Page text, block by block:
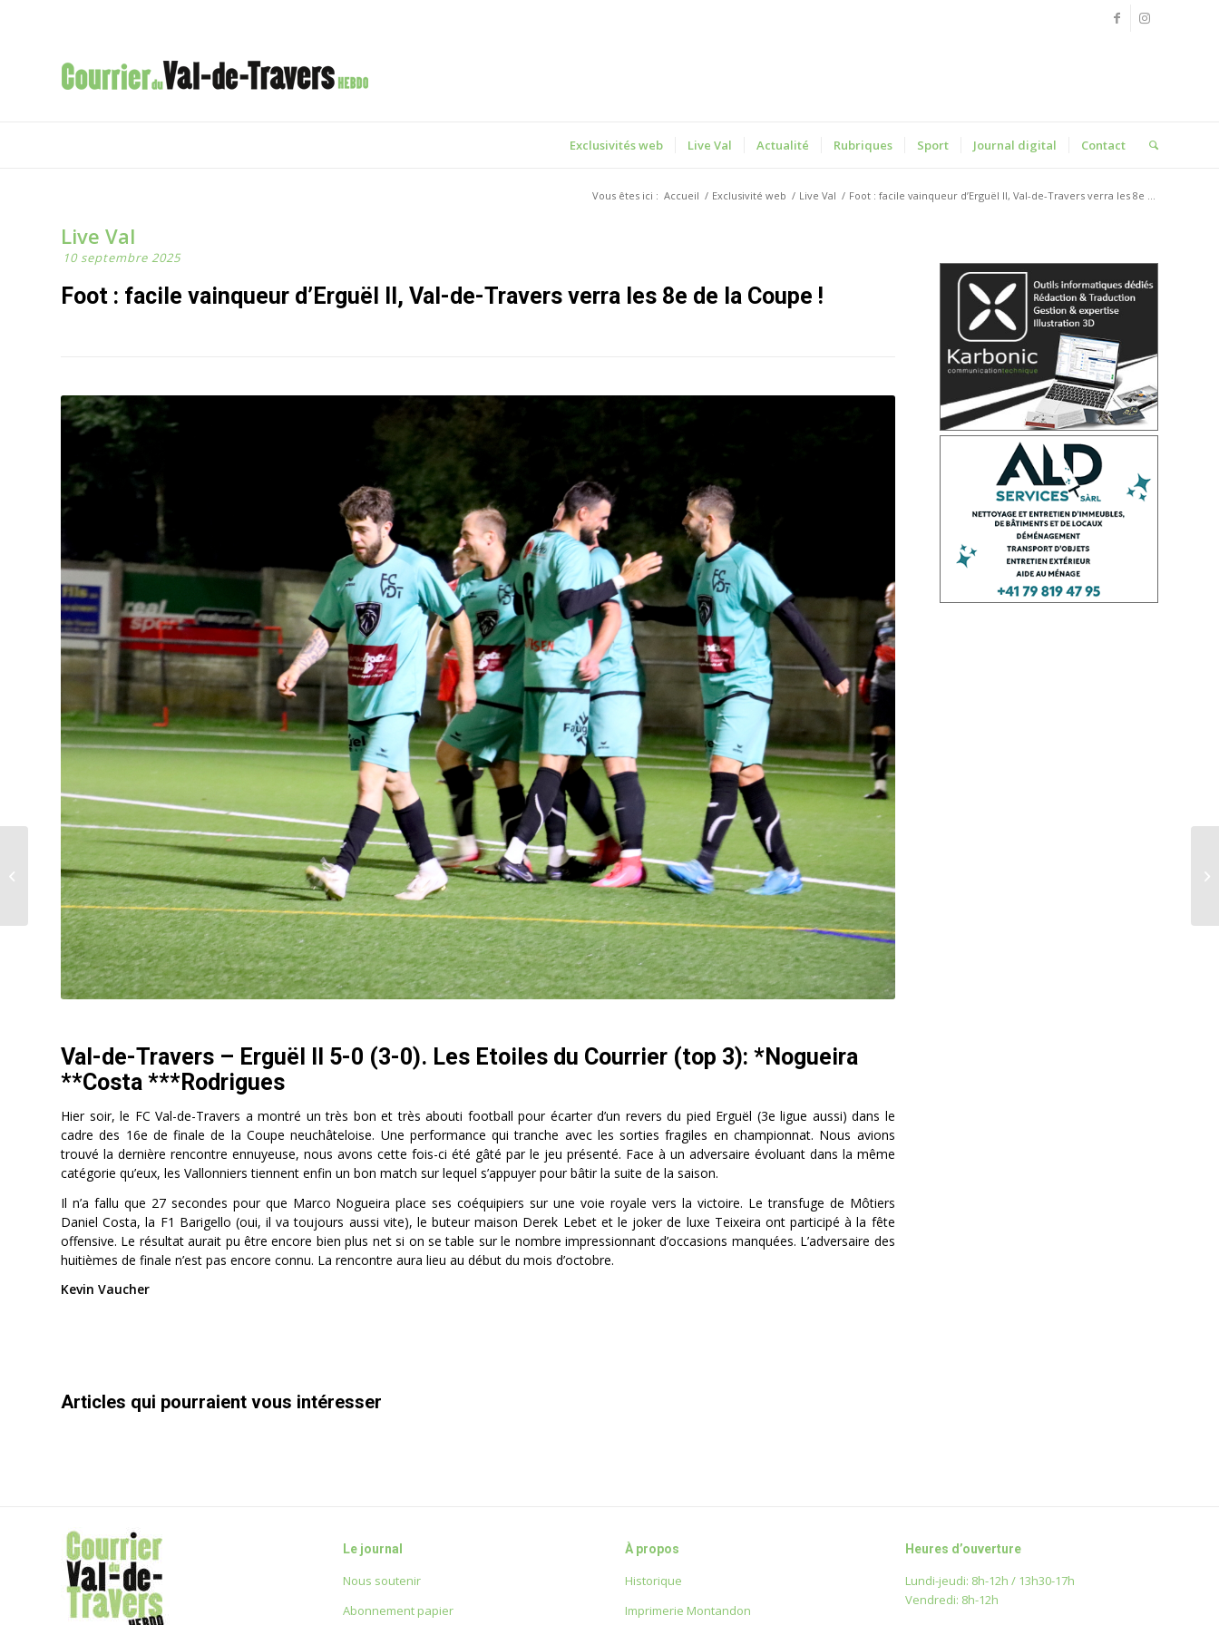
Exclusivités web Live Val Actualité Rubriques Sport Journal digital Contact
Vous êtes ici : Accueil / Exclusivité web / Live Val / Foot : facile vainqueur d’Erguël II, Val-de-Travers verra les 8e ...
Live Val
10 septembre 2025
Foot : facile vainqueur d’Erguël II, Val-de-Travers verra les 8e de la Coupe !
Val-de-Travers – Erguël II 5-0 (3-0). Les Etoiles du Courrier (top 3): *Nogueira
**Costa ***Rodrigues
Hier soir, le FC Val-de-Travers a montré un très bon et très abouti football pour écarter d’un revers du pied Erguël (3e ligue aussi) dans le
cadre des 16e de finale de la Coupe neuchâteloise. Une performance qui tranche avec les sorties fragiles en championnat. Nous avions
trouvé la dernière rencontre ennuyeuse, nous avons cette fois-ci été gâté par le jeu présenté. Face à un adversaire évoluant dans la même
catégorie qu’eux, les Vallonniers tiennent enfin un bon match sur lequel s’appuyer pour bâtir la suite de la saison.
Il n’a fallu que 27 secondes pour que Marco Nogueira place ses coéquipiers sur une voie royale vers la victoire. Le transfuge de Môtiers
Daniel Costa, la F1 Barigello (oui, il va toujours aussi vite), le buteur maison Derek Lebet et le joker de luxe Teixeira ont participé à la fête
offensive. Le résultat aurait pu être encore bien plus net si on se table sur le nombre impressionnant d’occasions manquées. L’adversaire des
huitièmes de finale n’est pas encore connu. La rencontre aura lieu au début du mois d’octobre.
Kevin Vaucher
Articles qui pourraient vous intéresser
Le journal
Nous soutenir
Abonnement papier
À propos
Historique
Imprimerie Montandon
Heures d’ouverture
Lundi-jeudi: 8h-12h / 13h30-17h
Vendredi: 8h-12h
Le Lynx
La gravure sur os, ça
vous plairait?